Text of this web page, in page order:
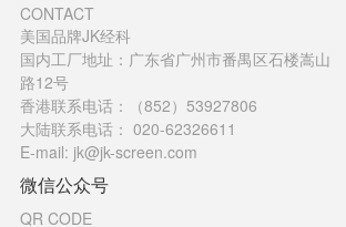
CONTACT
美国品牌JK经科
国内工厂地址：广东省广州市番禺区石楼嵩山
路12号
香港联系电话：（852）53927806
大陆联系电话： 020-62326611
E-mail: jk@jk-screen.com
微信公众号
QR CODE